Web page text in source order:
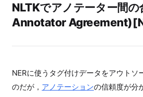
NLTKでアノテーター間
Annotator
NERに使うタグ付けデータをアウトソ
のだが， アノテーションの信頼度が分